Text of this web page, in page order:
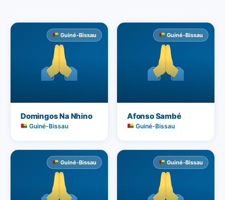
Guiné-Bissau
Domingos Na Nhino
Guiné-Bissau
Guiné-Bissau
Afonso Sambé
Guiné-Bissau
Guiné-Bissau Guiné-Bissau